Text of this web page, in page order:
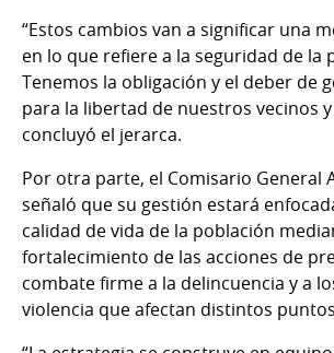
“Estos cambios van a significar una
en lo que refiere a la seguridad de la
Tenemos la obligación y el deber de
para la libertad de nuestros vecinos
concluyó el jerarca.
Por otra parte, el Comisario General
señaló que su gestión estará
calidad de vida de la población
fortalecimiento de las acciones de
combate firme a la delincuencia y a
violencia que afectan distintos